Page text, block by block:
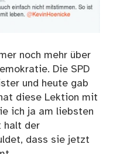
noch mehr über
Die SPD
und heute gab
diese Lektion mit
ich ja am liebsten
halt der
dass sie jetzt